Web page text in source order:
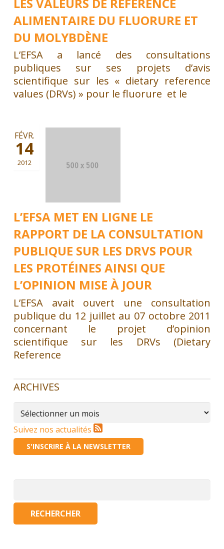
ALIMENTAIRE DU FLUORURE ET
DU MOLYBDÈNE
L’EFSA a lancé des consultations
publiques sur ses projets d’avis
scientifique sur les « dietary reference
values (DRVs) » pour le fluorure et le
L’EFSA MET EN LIGNE LE
RAPPORT DE LA CONSULTATION
PUBLIQUE SUR LES DRVS POUR
LES PROTÉINES AINSI QUE
L’OPINION MISE À JOUR
FÉVR.
14
2012
L’EFSA avait ouvert une consultation
publique du 12 juillet au 07 octobre 2011
concernant le projet d’opinion
scientifique sur les DRVs (Dietary
Reference
ARCHIVES
Archives
Suivez nos actualités
S'INSCRIRE À LA NEWSLETTER